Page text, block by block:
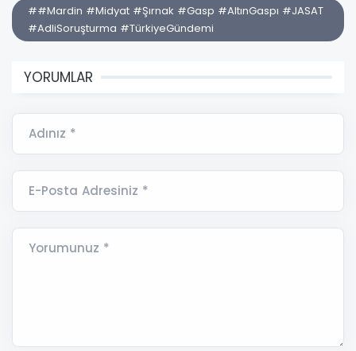
##Mardin #Midyat #Şırnak #Gasp #AltınGaspı #JASAT
#AdliSoruşturma #TürkiyeGündemi
YORUMLAR
Adınız *
E-Posta Adresiniz *
Yorumunuz *